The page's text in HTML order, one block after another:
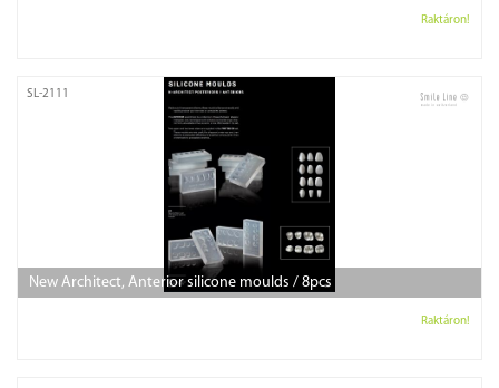
Raktáron!
SL-2111
New Architect, Anterior silicone moulds / 8pcs
Raktáron!